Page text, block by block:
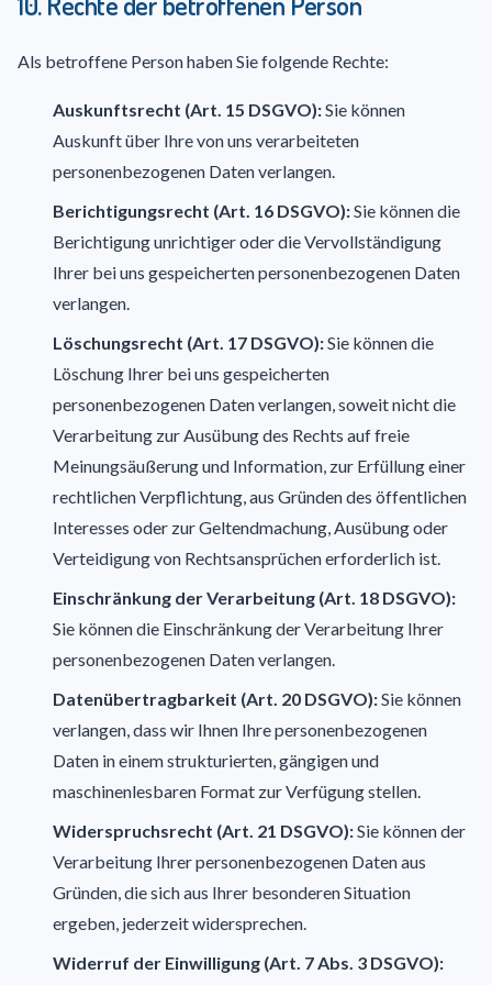
Als betroffene Person haben Sie folgende Rechte:
Auskunftsrecht (Art. 15 DSGVO):Sie können
Auskunft über Ihre von uns verarbeiteten
personenbezogenen Daten verlangen.
Berichtigungsrecht (Art. 16 DSGVO):Sie können die
Berichtigung unrichtiger oder die Vervollständigung
Ihrer bei uns gespeicherten personenbezogenen Daten
verlangen.
Löschungsrecht (Art. 17 DSGVO):Sie können die
Löschung Ihrer bei uns gespeicherten
personenbezogenen Daten verlangen, soweit nicht die
Verarbeitung zur Ausübung des Rechts auf freie
Meinungsäußerung und Information, zur Erfüllung einer
rechtlichen Verpflichtung, aus Gründen des öffentlichen
Interesses oder zur Geltendmachung, Ausübung oder
Verteidigung von Rechtsansprüchen erforderlich ist.
Einschränkung der Verarbeitung (Art. 18 DSGVO):
Sie können die Einschränkung der Verarbeitung Ihrer
personenbezogenen Daten verlangen.
Datenübertragbarkeit (Art. 20 DSGVO):Sie können
verlangen, dass wir Ihnen Ihre personenbezogenen
Daten in einem strukturierten, gängigen und
maschinenlesbaren Format zur Verfügung stellen.
Widerspruchsrecht (Art. 21 DSGVO):Sie können der
Verarbeitung Ihrer personenbezogenen Daten aus
Gründen, die sich aus Ihrer besonderen Situation
ergeben, jederzeit widersprechen.
Widerruf der Einwilligung (Art. 7 Abs. 3 DSGVO):